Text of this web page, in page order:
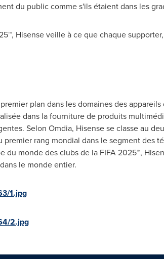
du public comme s'ils étaient dans les
Hisense veille à ce que chaque
plan dans les domaines des
dans la fourniture de produits
Selon Omdia, Hisense se classe au
premier rang mondial dans le segment des
monde des clubs de la FIFA 2025™,
le monde entier.
1.jpg
2.jpg